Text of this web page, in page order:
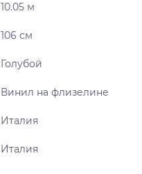
10.05 м
106 см
Голубой
Винил на флизелине
Италия
Италия